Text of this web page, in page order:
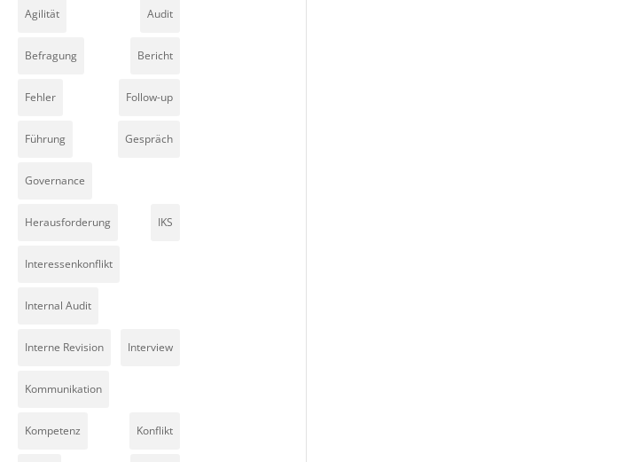
Agilität Audit
Befragung Bericht
Fehler Follow-up
Führung Gespräch
Governance
Herausforderung IKS
Interessenkonflikt
Internal Audit
Interne Revision Interview
Kommunikation
Kompetenz Konflikt